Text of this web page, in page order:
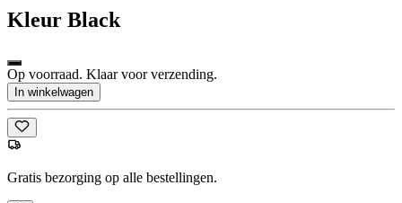
Kleur Black
Op voorraad. Klaar voor verzending.
In winkelwagen
Gratis bezorging op alle bestellingen.